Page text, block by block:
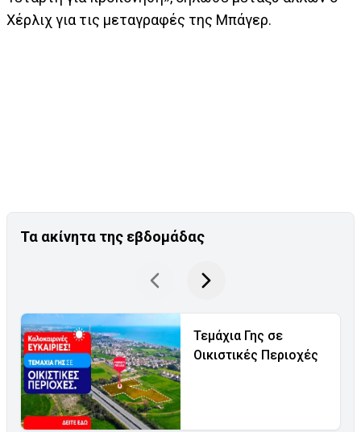
Χέρλιχ για τις μεταγραφές της Μπάγερ.
Τα ακίνητα της εβδομάδας
Τεμάχια Γης σε
Οικιστικές Περιοχές